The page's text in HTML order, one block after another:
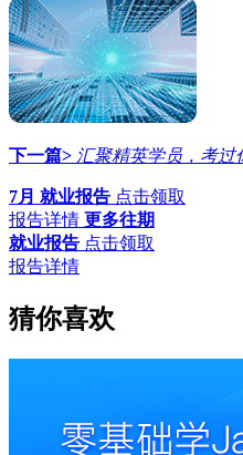
下一篇> 汇聚精英学员，考过
7月 就业报告 点击领取
报告详情 更多往期
就业报告 点击领取
报告详情
猜你喜欢